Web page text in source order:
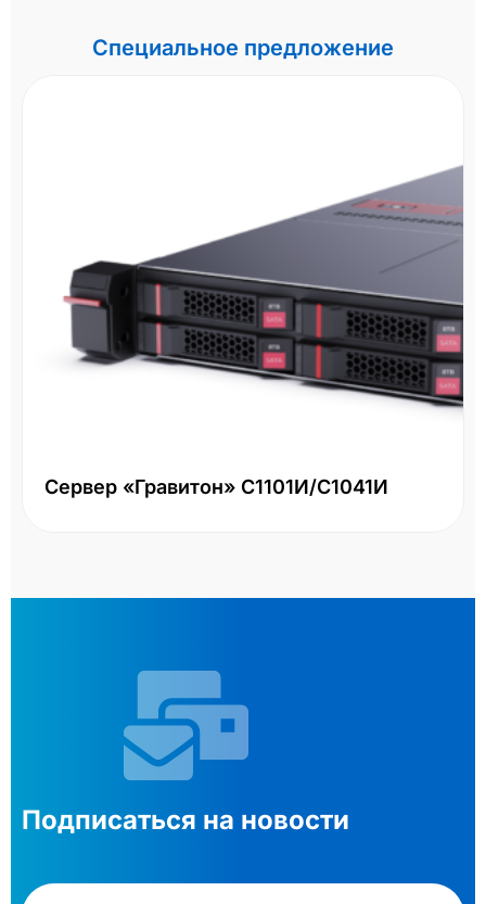
Специальное предложение
Сервер «Гравитон» С1101И/С1041И
Подписаться на новости